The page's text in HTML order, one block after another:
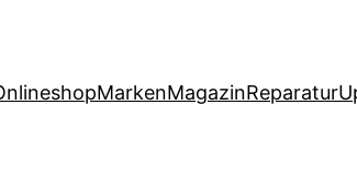
MarkenMagazinReparatur